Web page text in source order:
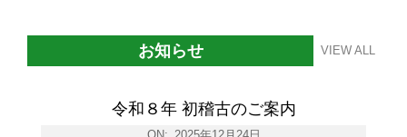
お知らせ VIEW ALL
令和８年 初稽古のご案内